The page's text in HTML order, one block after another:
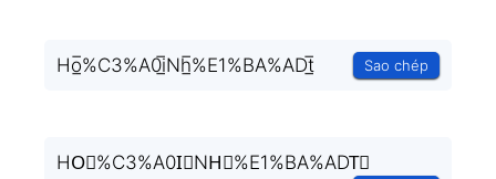
Ho̲̅%C3%A0i̲̅Nh̲̅%E1%BA%ADt̲̅ Sao chép
HO⃣%C3%A0I⃣NH⃣%E1%BA%ADT⃣